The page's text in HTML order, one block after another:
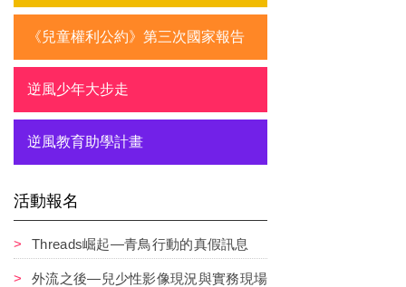
《兒童權利公約》第三次國家報告
逆風少年大步走
逆風教育助學計畫
活動報名
Threads崛起—青鳥行動的真假訊息
外流之後—兒少性影像現況與實務現場